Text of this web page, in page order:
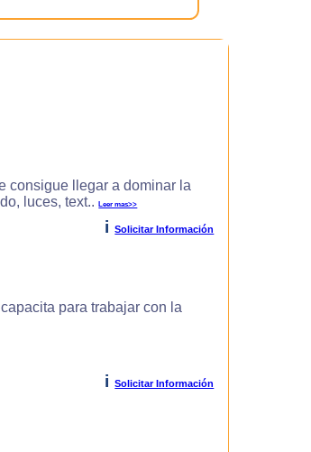
consigue llegar a dominar la
luces, text..Leer mas>>
i Solicitar Información
para trabajar con la
i Solicitar Información